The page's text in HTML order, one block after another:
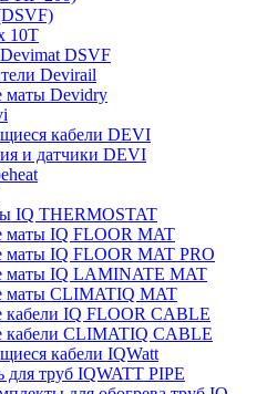
10T
DSVF
Devirail
маты Devidry
кабели DEVI
и датчики DEVI
IQ THERMOSTAT
маты IQ FLOOR MAT
маты IQ FLOOR MAT PRO
маты IQ LAMINATE MAT
маты CLIMATIQ MAT
кабели IQ FLOOR CABLE
кабели CLIMATIQ CABLE
кабели IQWatt
труб IQWATT PIPE